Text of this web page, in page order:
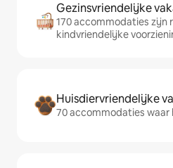
Gezinsvriendelijke
170 accommodaties zijn
kindvriendelijke
Huisdiervriendelijke
70 accommodaties waar